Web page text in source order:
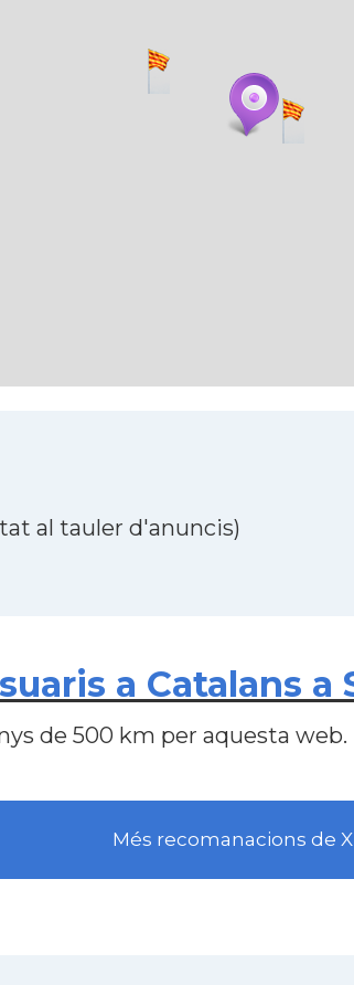
al tauler d'anuncis)
a Catalans a
de 500 km per aquesta web.
Més recomanacions de